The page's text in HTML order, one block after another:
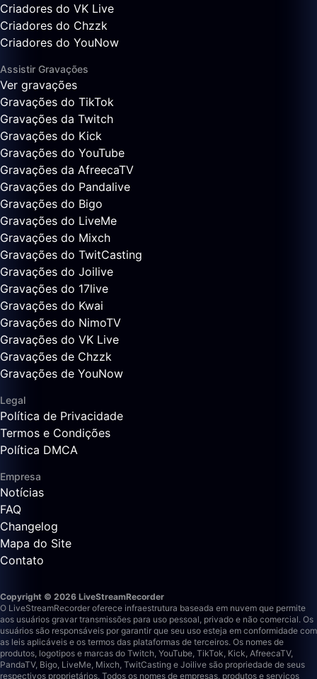
Criadores do VK Live
Criadores do Chzzk
Criadores do YouNow
Assistir Gravações
Ver gravações
Gravações do TikTok
Gravações da Twitch
Gravações do Kick
Gravações do YouTube
Gravações da AfreecaTV
Gravações do Pandalive
Gravações do Bigo
Gravações do LiveMe
Gravações do Mixch
Gravações do TwitCasting
Gravações do Joilive
Gravações do 17live
Gravações do Kwai
Gravações do NimoTV
Gravações do VK Live
Gravações de Chzzk
Gravações de YouNow
Legal
Política de Privacidade
Termos e Condições
Política DMCA
Empresa
Notícias
FAQ
Changelog
Mapa do Site
Contato
Copyright © 2026 LiveStreamRecorder
O LiveStreamRecorder oferece infraestrutura baseada em nuvem que permite
aos usuários gravar transmissões para uso pessoal, privado e não comercial. Os
usuários são responsáveis por garantir que seu uso esteja em conformidade com
as leis aplicáveis e os termos das plataformas de terceiros. Os nomes de
produtos, logotipos e marcas do Twitch, YouTube, TikTok, Kick, AfreecaTV,
PandaTV, Bigo, LiveMe, Mixch, TwitCasting e Joilive são propriedade de seus
respectivos proprietários. Todos os nomes de empresas, produtos e serviços